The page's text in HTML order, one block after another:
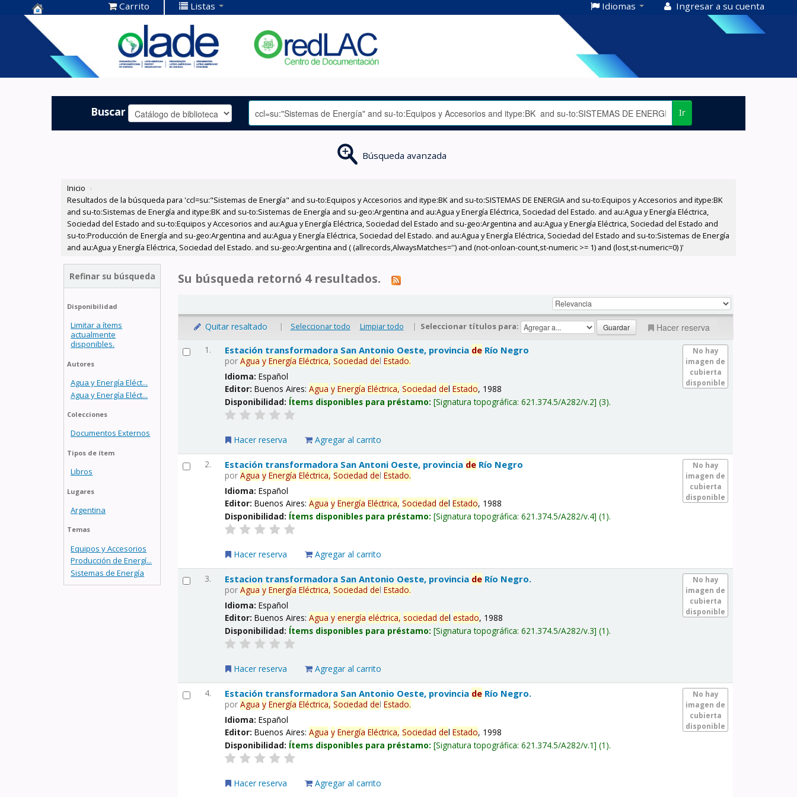
Centro de
Documentación
OLADE -
Carrito Listas Idiomas Ingresar a su cuenta
Buscar Ir
Búsqueda avanzada
Inicio ›
Resultados de la búsqueda para 'ccl=su:"Sistemas de Energía" and su-to:Equipos y Accesorios and itype:BK and su-to:SISTEMAS DE ENERGIA and su-to:Equipos y Accesorios and itype:BK
and su-to:Sistemas de Energía and itype:BK and su-to:Sistemas de Energía and su-geo:Argentina and au:Agua y Energía Eléctrica, Sociedad del Estado. and au:Agua y Energía Eléctrica,
Sociedad del Estado and su-to:Equipos y Accesorios and au:Agua y Energía Eléctrica, Sociedad del Estado and su-geo:Argentina and au:Agua y Energía Eléctrica, Sociedad del Estado and
su-to:Producción de Energía and su-geo:Argentina and au:Agua y Energía Eléctrica, Sociedad del Estado. and au:Agua y Energía Eléctrica, Sociedad del Estado and su-to:Sistemas de Energía
and au:Agua y Energía Eléctrica, Sociedad del Estado. and su-geo:Argentina and ( (allrecords,AlwaysMatches='') and (not-onloan-count,st-numeric >= 1) and (lost,st-numeric=0) )'
Refinar su búsqueda
Disponibilidad
Limitar a ítems
actualmente
disponibles.
Autores
Agua y Energía Eléct...
Agua y Energía Eléct...
Colecciones
Documentos Externos
Tipos de ítem
Libros
Lugares
Argentina
Temas
Equipos y Accesorios
Producción de Energí...
Sistemas de Energía
Su búsqueda retornó 4 resultados.
Quitar resaltado | Seleccionar todo Limpiar todo | Seleccionar títulos para: Hacer reserva
1.
No hay
imagen de
cubierta
disponible
Estación transformadora San Antonio Oeste, provincia de Río Negro
porAgua y Energía Eléctrica, Sociedad delEstado.
Idioma:Español
Editor:Buenos Aires:Agua y Energía Eléctrica, Sociedad delEstado, 1988
Disponibilidad: Ítems disponibles para préstamo: Signatura topográfica:621.374.5/A282/v.2 (3).
Hacer reserva Agregar al carrito
2.
No hay
imagen de
cubierta
disponible
Estación transformadora San Antoni Oeste, provincia de Río Negro
porAgua y Energía Eléctrica, Sociedad delEstado.
Idioma:Español
Editor:Buenos Aires:Agua y Energía Eléctrica, Sociedad delEstado, 1988
Disponibilidad: Ítems disponibles para préstamo: Signatura topográfica:621.374.5/A282/v.4 (1).
Hacer reserva Agregar al carrito
3.
No hay
imagen de
cubierta
disponible
Estacion transformadora San Antonio Oeste, provincia de Río Negro.
porAgua y Energía Eléctrica, Sociedad delEstado.
Idioma:Español
Editor:Buenos Aires:Agua y energía eléctrica, sociedad delestado, 1988
Disponibilidad: Ítems disponibles para préstamo: Signatura topográfica:621.374.5/A282/v.3 (1).
Hacer reserva Agregar al carrito
4.
No hay
imagen de
cubierta
disponible
Estación transformadora San Antonio Oeste, provincia de Río Negro.
porAgua y Energía Eléctrica, Sociedad delEstado.
Idioma:Español
Editor:Buenos Aires:Agua y Energía Eléctrica, Sociedad delEstado, 1998
Disponibilidad: Ítems disponibles para préstamo: Signatura topográfica:621.374.5/A282/v.1 (1).
Hacer reserva Agregar al carrito